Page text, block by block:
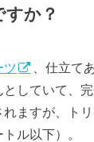
すか？
ツ
、仕立て
としていて、
ますが、ト
ル以下）。